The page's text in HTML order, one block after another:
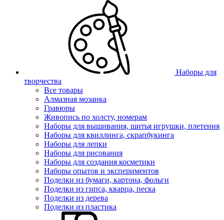
Наборы для
творчества
Все товары
Алмазная мозаика
Гравюры
Живопись по холсту, номерам
Наборы для вышивания, шитья игрушки, плетения
Наборы для квиллинга, скрапбукинга
Наборы для лепки
Наборы для рисования
Наборы для создания косметики
Наборы опытов и экспериментов
Поделки из бумаги, картона, фольги
Поделки из гипса, кварца, песка
Поделки из дерева
Поделки из пластика